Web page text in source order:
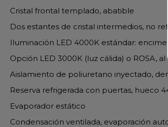
Cristal frontal templado, abatible
Dos estantes de cristal intermedios, no
Iluminación LED 4000K estándar:
Opción LED 3000K (luz cálida) o ROSA, al
Aislamiento de poliuretano inyectado,
Reserva refrigerada con puertas, hueco
Evaporador estático
Condensación ventilada, evaporación